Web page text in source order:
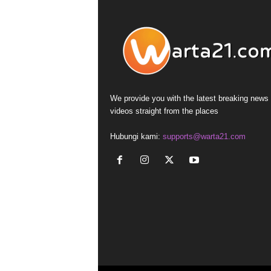
We provide you with the latest breaking news
videos straight from the places
Hubungi kami: supports@warta21.com